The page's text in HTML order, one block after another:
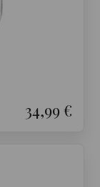
34,99 €